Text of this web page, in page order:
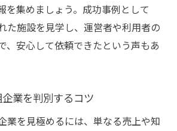
を集めましょう。成功事例として
た施設を見学し、運営者や利用者の
、安心して依頼できたという声もあ
業を判別するコツ
業を見極めるには、単なる売上や知